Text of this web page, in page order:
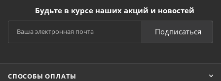
Будьте в курсе наших акций и новостей
Подписаться
СПОСОБЫ ОПЛАТЫ